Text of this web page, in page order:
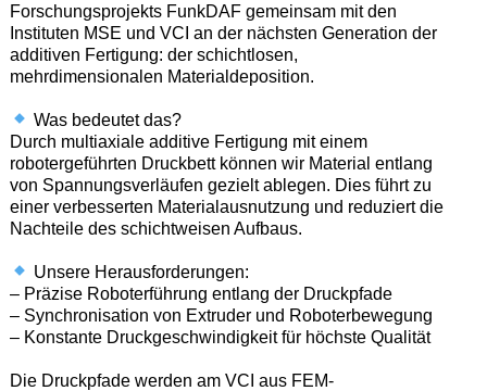
Forschungsprojekts FunkDAF gemeinsam mit den
Instituten MSE und VCI an der nächsten Generation der
additiven Fertigung: der schichtlosen,
mehrdimensionalen Materialdeposition.
Was bedeutet das?
Durch multiaxiale additive Fertigung mit einem
robotergeführten Druckbett können wir Material entlang
von Spannungsverläufen gezielt ablegen. Dies führt zu
einer verbesserten Materialausnutzung und reduziert die
Nachteile des schichtweisen Aufbaus.
Unsere Herausforderungen:
– Präzise Roboterführung entlang der Druckpfade
– Synchronisation von Extruder und Roboterbewegung
– Konstante Druckgeschwindigkeit für höchste Qualität
Die Druckpfade werden am VCI aus FEM-